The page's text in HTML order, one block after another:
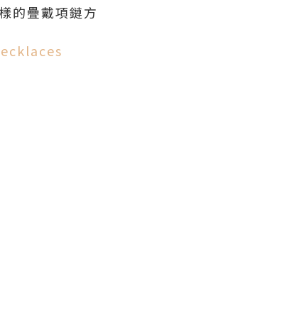
的疊戴項鏈方